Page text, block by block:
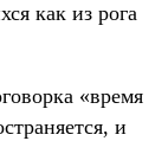
как из рога
«время
и